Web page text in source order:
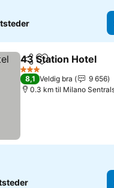
Del Legg til i
43 Station Hotel
3 Stjerner
8,1 Veldig bra
9 656
0.3 km til Milano